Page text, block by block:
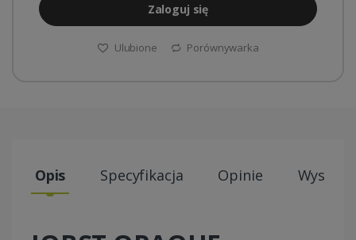
Zaloguj się
Ulubione Porównywarka
Opis Specyfikacja Opinie Wysyłki